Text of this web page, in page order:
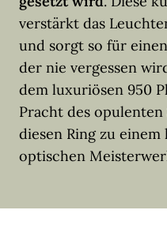
verstärkt das
und sorgt so für
der nie vergessen
dem luxuriösen 950
Pracht des
diesen Ring zu
optischen